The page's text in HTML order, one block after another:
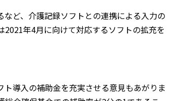
ど、介護記録ソフトとの連携による入力の
年4月に向けて対応するソフトの拡充を
導入の補助金を充実させる意見もあがりま